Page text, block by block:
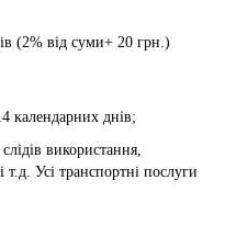
(2% від суми+ 20 грн.)
календарних днів;
використання,
т.д. Усі транспортні послуги